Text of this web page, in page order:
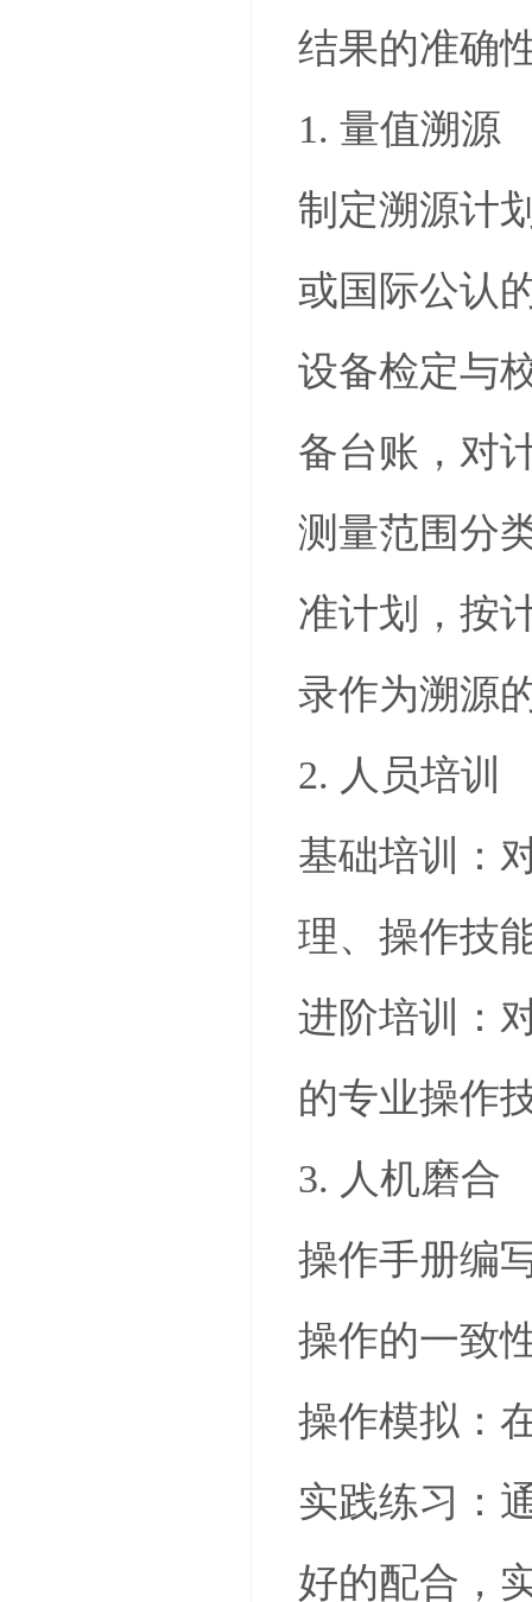
结果的准确
1. 量值溯源
制定溯源计
或国际公认
设备检定与
备台账，对
测量范围分
准计划，按
录作为溯源
2. 人员培训
基础培训：
理、操作技
进阶培训：
的专业操作
3. 人机磨合
操作手册编
操作的一致
操作模拟：
实践练习：
好的配合，